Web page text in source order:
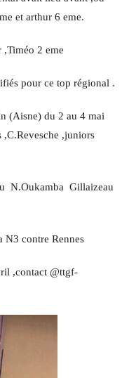
et arthur 6 eme.
2 eme
pour ce top régional .
(Aisne) du 2 au 4 mai
,juniors
N.Oukamba Gillaizeau
N3 contre Rennes
,contact @ttgf-